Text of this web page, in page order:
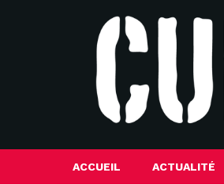
ACCUEIL ACTUALITÉ